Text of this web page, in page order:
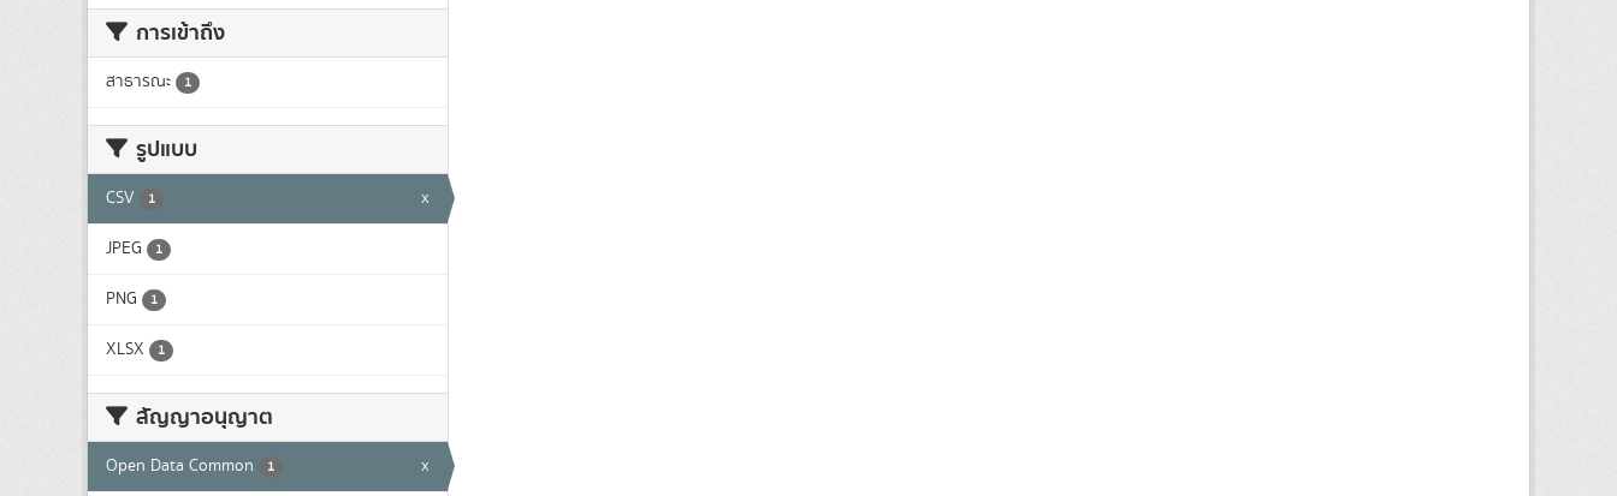
การเข้าถึง
สาธารณะ 1
รูปแบบ
CSV 1 x
JPEG 1
PNG 1
XLSX 1
สัญญาอนุญาต
Open Data Common 1 x